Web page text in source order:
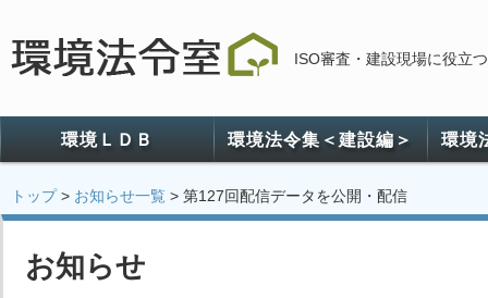
ISO審査・建設現場に役立
環境ＬＤＢ 環境法令集＜建設編＞ 環境
トップ> お知らせ一覧 > 第127回配信データを公開・配信
お知らせ